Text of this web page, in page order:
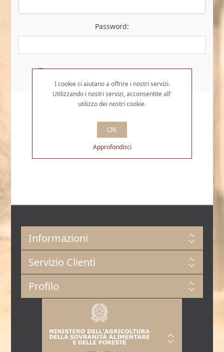
Password:
Resta collegato Password dimenticata?
Informazioni
Servizio Clienti
Profilo
I cookie ci aiutano a offrire i nostri servizi.
Utilizzando i nostri servizi, acconsentite all'
utilizzo dei nostri cookie.
OK
Approfondisci